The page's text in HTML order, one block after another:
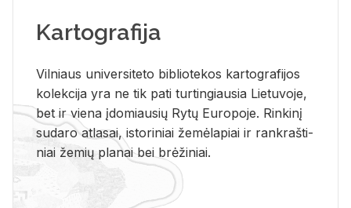
Kartografija
Vil­niaus uni­ver­si­te­to bi­b­lio­te­kos kar­to­gra­fi­jos
ko­lek­ci­ja yra ne tik pati tur­tin­giau­sia Lie­tu­vo­je,
bet ir vie­na įdo­miau­sių Rytų Eu­ro­po­je. Rin­ki­nį
su­da­ro at­la­sai, is­to­ri­niai že­mė­la­piai ir rank­raš­ti­
niai že­mių pla­nai bei brė­ži­niai.